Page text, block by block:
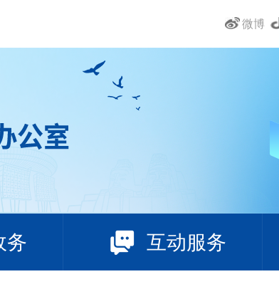
微博
务 互动服务